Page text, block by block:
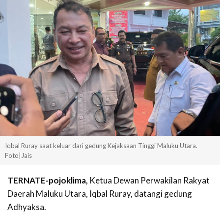
Iqbal Ruray saat keluar dari gedung Kejaksaan Tinggi Maluku Utara.
Foto|Jais
TERNATE-pojoklima, Ketua Dewan Perwakilan Rakyat
Daerah Maluku Utara, Iqbal Ruray, datangi gedung
Adhyaksa.